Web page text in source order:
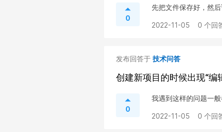
0
先把文件保存好，然
2022-11-05 0 个回
发布回答于 技术问答
创建新项目的时候出现“编
0
我遇到这样的问题一
2022-11-05 0 个回